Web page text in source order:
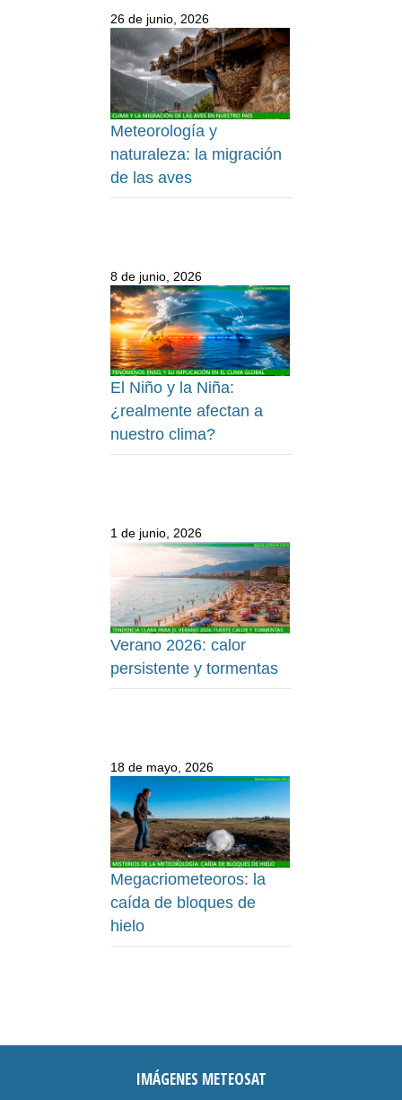
26 de junio, 2026
Meteorología y
naturaleza: la migración
de las aves
8 de junio, 2026
El Niño y la Niña:
¿realmente afectan a
nuestro clima?
1 de junio, 2026
Verano 2026: calor
persistente y tormentas
18 de mayo, 2026
Megacriometeoros: la
caída de bloques de
hielo
IMÁGENES METEOSAT